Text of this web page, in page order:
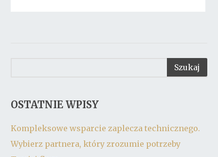
OSTATNIE WPISY
Kompleksowe wsparcie zaplecza technicznego.
Wybierz partnera, który zrozumie potrzeby